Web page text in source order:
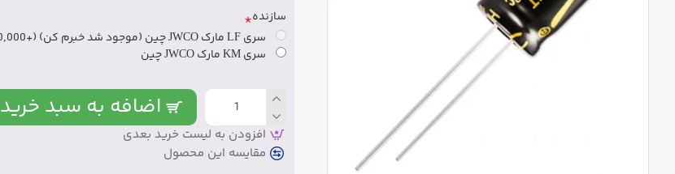
سازنده
سری LF مارک JWCO چین (موجود شد خبرم کن)
(+90,000ریال)
سری KM مارک JWCO چین
اضافه به سبد خرید
افزودن به لیست خرید بعدی
مقایسه این محصول